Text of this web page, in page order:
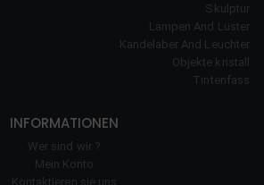
Skulptur
Lampen And Lüster
Kandelaber And Leuchter
Objekte kristall
Tintenfass
INFORMATIONEN
Wer sind wir ?
Mein Konto
Kontaktieren sie uns